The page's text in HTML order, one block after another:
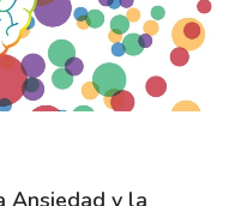
Ansiedad y la